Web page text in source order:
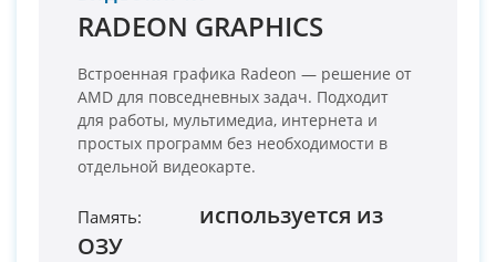
RADEON GRAPHICS
Встроенная графика Radeon — решение от
AMD для повседневных задач. Подходит
для работы, мультимедиа, интернета и
простых программ без необходимости в
отдельной видеокарте.
Память:
используется из
ОЗУ